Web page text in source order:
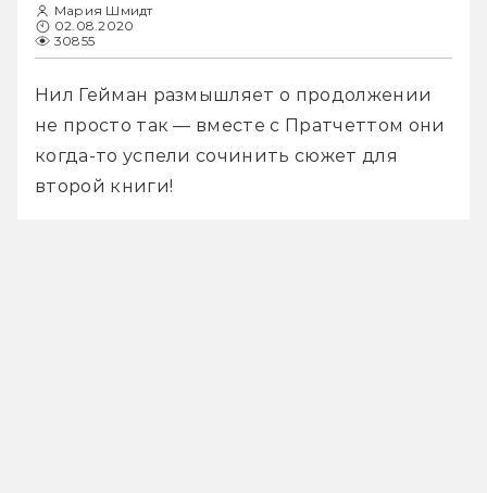
Мария Шмидт
02.08.2020
30855
Нил Гейман размышляет о продолжении
не просто так — вместе с Пратчеттом они
когда-то успели сочинить сюжет для
второй книги!